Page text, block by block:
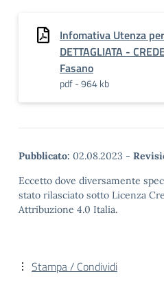
Infomativa Utenza
DETTAGLIATA -
Fasano
pdf - 964 kb
Pubblicato: 02.08.2023 -
Eccetto dove diversamente
stato rilasciato sotto Licenza
Attribuzione 4.0 Italia.
Stampa / Condividi